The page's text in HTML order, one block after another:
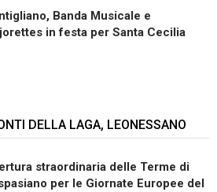
Banda Musicale e
in festa per Santa Cecilia
DELLA LAGA, LEONESSANO
straordinaria delle Terme di
per le Giornate Europee del